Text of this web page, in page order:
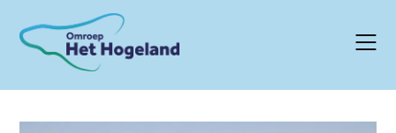
content